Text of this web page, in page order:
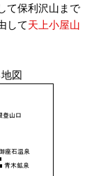
て保利沢山まで
して天上小屋山
図